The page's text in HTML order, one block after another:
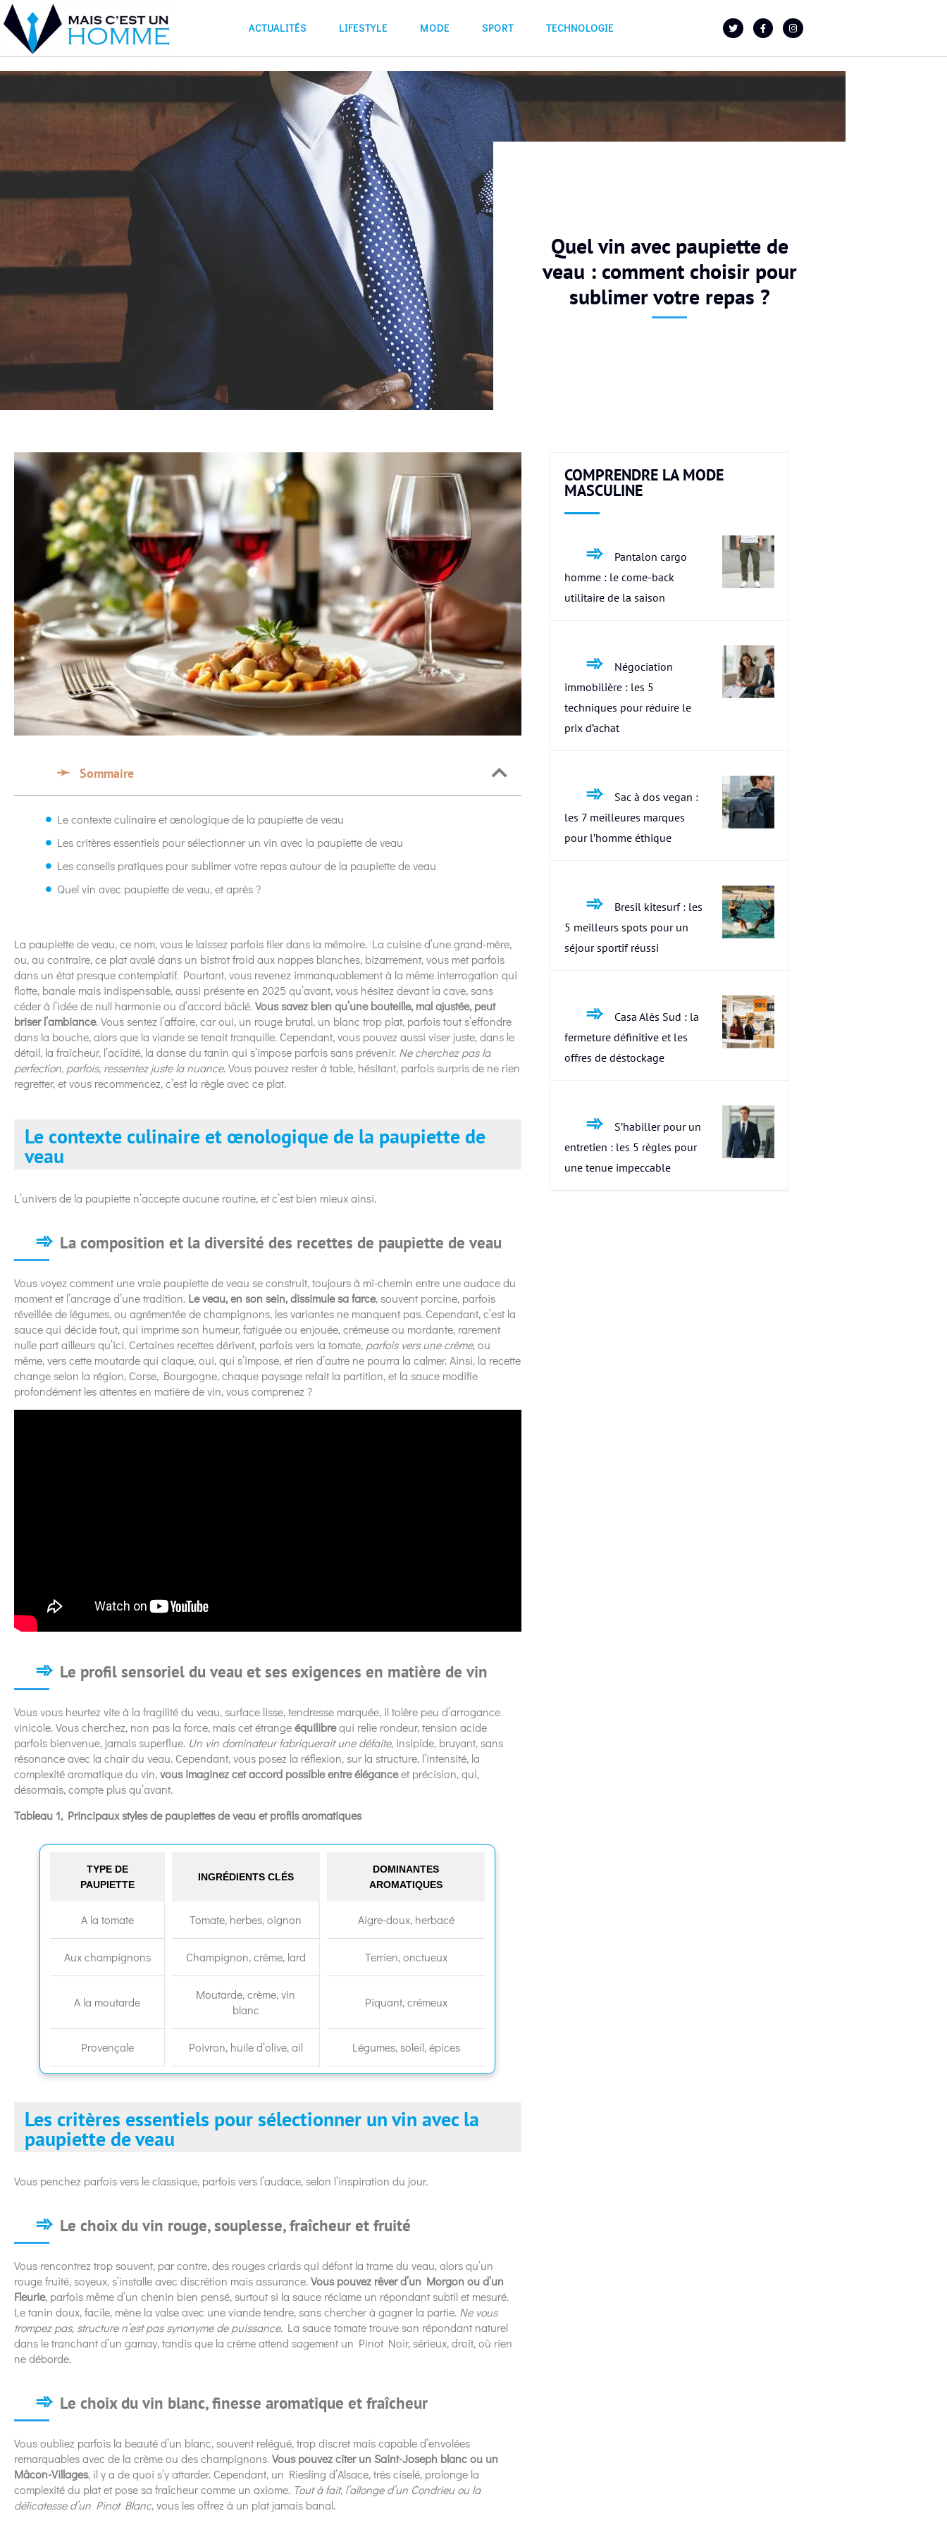
ACTUALITÉS LIFESTYLE MODE SPORT TECHNOLOGIE
Quel vin avec paupiette de
veau : comment choisir pour
sublimer votre repas ?
Sommaire
Le contexte culinaire et œnologique de la paupiette de veau
Les critères essentiels pour sélectionner un vin avec la paupiette de veau
Les conseils pratiques pour sublimer votre repas autour de la paupiette de veau
Quel vin avec paupiette de veau, et après ?
La paupiette de veau, ce nom, vous le laissez parfois filer dans la mémoire. La cuisine d’une grand-mère,
ou, au contraire, ce plat avalé dans un bistrot froid aux nappes blanches, bizarrement, vous met parfois
dans un état presque contemplatif. Pourtant, vous revenez immanquablement à la même interrogation qui
flotte, banale mais indispensable, aussi présente en 2025 qu’avant, vous hésitez devant la cave, sans
céder à l’idée de null harmonie ou d’accord bâclé.Vous savez bien qu’une bouteille, mal ajustée, peut
briser l’ambiance. Vous sentez l’affaire, car oui, un rouge brutal, un blanc trop plat, parfois tout s’effondre
dans la bouche, alors que la viande se tenait tranquille. Cependant, vous pouvez aussi viser juste, dans le
détail, la fraîcheur, l’acidité, la danse du tanin qui s’impose parfois sans prévenir. Ne cherchez pas la
perfection, parfois, ressentez juste la nuance. Vous pouvez rester à table, hésitant, parfois surpris de ne rien
regretter, et vous recommencez, c’est la règle avec ce plat.
Le contexte culinaire et œnologique de la paupiette de
veau
L’univers de la paupiette n’accepte aucune routine, et c’est bien mieux ainsi.
La composition et la diversité des recettes de paupiette de veau
Vous voyez comment une vraie paupiette de veau se construit, toujours à mi-chemin entre une audace du
moment et l’ancrage d’une tradition. Le veau, en son sein, dissimule sa farce, souvent porcine, parfois
réveillée de légumes, ou agrémentée de champignons, les variantes ne manquent pas. Cependant, c’est la
sauce qui décide tout, qui imprime son humeur, fatiguée ou enjouée, crémeuse ou mordante, rarement
nulle part ailleurs qu’ici. Certaines recettes dérivent, parfois vers la tomate, parfois vers une crème, ou
même, vers cette moutarde qui claque, oui, qui s’impose, et rien d’autre ne pourra la calmer. Ainsi, la recette
change selon la région, Corse, Bourgogne, chaque paysage refait la partition, et la sauce modifie
profondément les attentes en matière de vin, vous comprenez ?
Le profil sensoriel du veau et ses exigences en matière de vin
Vous vous heurtez vite à la fragilité du veau, surface lisse, tendresse marquée, il tolère peu d’arrogance
vinicole. Vous cherchez, non pas la force, mais cet étrangeéquilibrequi relie rondeur, tension acide
parfois bienvenue, jamais superflue. Un vin dominateur fabriquerait une défaite, insipide, bruyant, sans
résonance avec la chair du veau. Cependant, vous posez la réflexion, sur la structure, l’intensité, la
complexité aromatique du vin,vous imaginez cet accord possible entre éléganceet précision, qui,
désormais, compte plus qu’avant.
Tableau 1, Principaux styles de paupiettes de veau et profils aromatiques
TYPE DE
PAUPIETTE
INGRÉDIENTS CLÉS
DOMINANTES
AROMATIQUES
A la tomate Tomate, herbes, oignon Aigre-doux, herbacé
Aux champignons Champignon, crème, lard Terrien, onctueux
A la moutarde
Moutarde, crème, vin
blanc
Piquant, crémeux
Provençale Poivron, huile d’olive, ail Légumes, soleil, épices
Les critères essentiels pour sélectionner un vin avec la
paupiette de veau
Vous penchez parfois vers le classique, parfois vers l’audace, selon l’inspiration du jour.
Le choix du vin rouge, souplesse, fraîcheur et fruité
Vous rencontrez trop souvent, par contre, des rouges criards qui défont la trame du veau, alors qu’un
rouge fruité, soyeux, s’installe avec discrétion mais assurance.Vous pouvez rêver d’un Morgon ou d’un
Fleurie, parfois même d’un chenin bien pensé, surtout si la sauce réclame un répondant subtil et mesuré.
Le tanin doux, facile, mène la valse avec une viande tendre, sans chercher à gagner la partie. Ne vous
trompez pas, structure n’est pas synonyme de puissance. La sauce tomate trouve son répondant naturel
dans le tranchant d’un gamay, tandis que la crème attend sagement un Pinot Noir, sérieux, droit, où rien
ne déborde.
Le choix du vin blanc, finesse aromatique et fraîcheur
Vous oubliez parfois la beauté d’un blanc, souvent relégué, trop discret mais capable d’envolées
remarquables avec de la crème ou des champignons.Vous pouvez citer un Saint-Joseph blanc ou un
Mâcon-Villages, il y a de quoi s’y attarder. Cependant, un Riesling d’Alsace, très ciselé, prolonge la
complexité du plat et pose sa fraîcheur comme un axiome. Tout à fait, l’allonge d’un Condrieu ou la
délicatesse d’un Pinot Blanc, vous les offrez à un plat jamais banal.
COMPRENDRE LA MODE
MASCULINE
Pantalon cargo
homme : le come-back
utilitaire de la saison
Négociation
immobilière : les 5
techniques pour réduire le
prix d’achat
Sac à dos vegan :
les 7 meilleures marques
pour l’homme éthique
Bresil kitesurf : les
5 meilleurs spots pour un
séjour sportif réussi
Casa Alès Sud : la
fermeture définitive et les
offres de déstockage
S’habiller pour un
entretien : les 5 règles pour
une tenue impeccable